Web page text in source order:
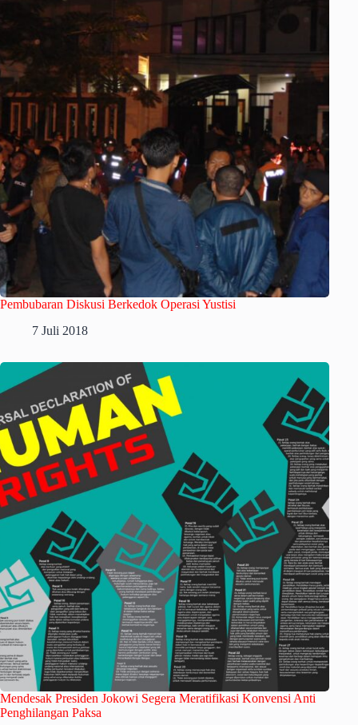
Pembubaran Diskusi Berkedok Operasi Yustisi
7 Juli 2018
Mendesak Presiden Jokowi Segera Meratifikasi Konvensi Anti
Penghilangan Paksa